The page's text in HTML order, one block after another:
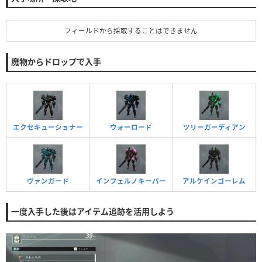
フィールドから採取することはできません
魔物からドロップで入手
エクセキューショナー ウォーロード ツリーガーディアン
ヴァンガード インフェルノキーパー アルケインゴーレム
一度入手した後はアイテム追跡を活用しよう